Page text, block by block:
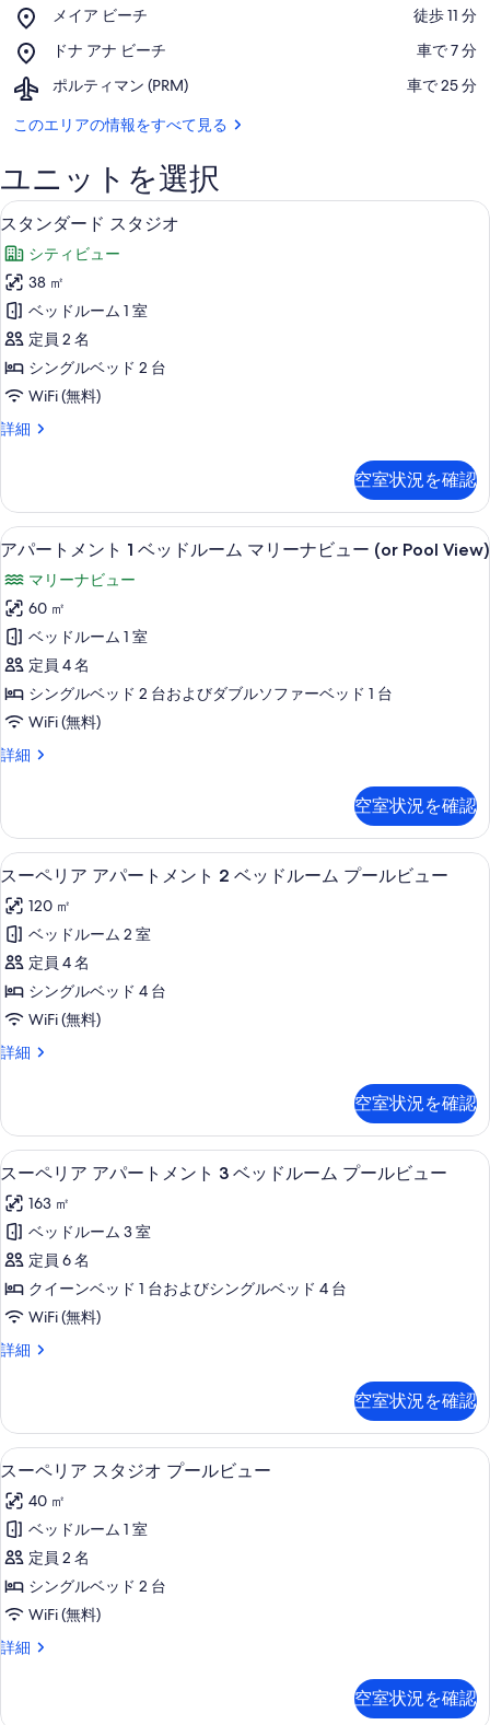
リ
ナ・
デ・
ラ
ゴ
ス
メイア ビーチ
Place,
イ
ビ
チ
‪徒歩 11 分‬
ドナ アナ ビーチ
Place,
ナ
ナ
ー
チ
‪車で 7 分‬
ポルティマン (PRM)
Airport,
ル
マ
ン
(PRM)
‪車で 25 分‬
このエリアの情報をすべて見る
ユニットを選択
ス
タ
ン
ダ
ー
ド
ス
ジ
の
す
べ
て
の
写
真
を
表
示
6
スタンダード スタジオ
シティビュー
38 ㎡
ベッドルーム 1 室
定員 2 名
シングルベッド 2 台
WiFi (無料)
詳細
ス
ー
ド
ス
ジ
オ
の
詳
細
空室状況を確認
ア
ー
ト
メ
ン
ト
ベ
ド
ル
ー
ム
マ
リ
ー
ナ
ビ
(or
Pool
View)
の
す
べ
て
の
写
表
示
す
る
11
アパートメント 1 ベッドルーム マリーナビュー (or Pool View)
マリーナビュー
60 ㎡
ベッドルーム 1 室
定員 4 名
シングルベッド 2 台およびダブルソファーベッド 1 台
WiFi (無料)
詳細
ア
メ
ン
ト
ベ
ッ
ド
ル
ー
ム
マ
リ
ュ
ー
(or
Pool
View)
の
詳
細
空室状況を確認
ス
ー
ペ
リ
ア
ア
ー
メ
ン
ト
2
ベ
ッ
ド
ル
ー
ー
ル
ビ
ュ
ー
の
す
べ
て
写
22
スーペリア アパートメント 2 ベッドルーム プールビュー
120 ㎡
ベッドルーム 2 室
定員 4 名
シングルベッド 4 台
WiFi (無料)
詳細
ス
ア
ア
パ
ト
メ
ン
ト
2
ベ
ッ
ド
プ
ー
ル
ビ
ュ
ー
の
詳
細
空室状況を確認
ス
ー
ペ
リ
ア
ア
ー
メ
ン
ト
3
ベ
ッ
ド
ル
ー
12
スーペリア アパートメント 3 ベッドルーム プールビュー
163 ㎡
ベッドルーム 3 室
定員 6 名
クイーンベッド 1 台およびシングルベッド 4 台
WiFi (無料)
詳細
ス
ア
ア
パ
ト
メ
ン
ト
3
ベ
ッ
ド
空室状況を確認
ス
ー
ペ
リ
ア
ス
ジ
プ
9
スーペリア スタジオ プールビュー
40 ㎡
ベッドルーム 1 室
定員 2 名
シングルベッド 2 台
WiFi (無料)
詳細
ス
空室状況を確認